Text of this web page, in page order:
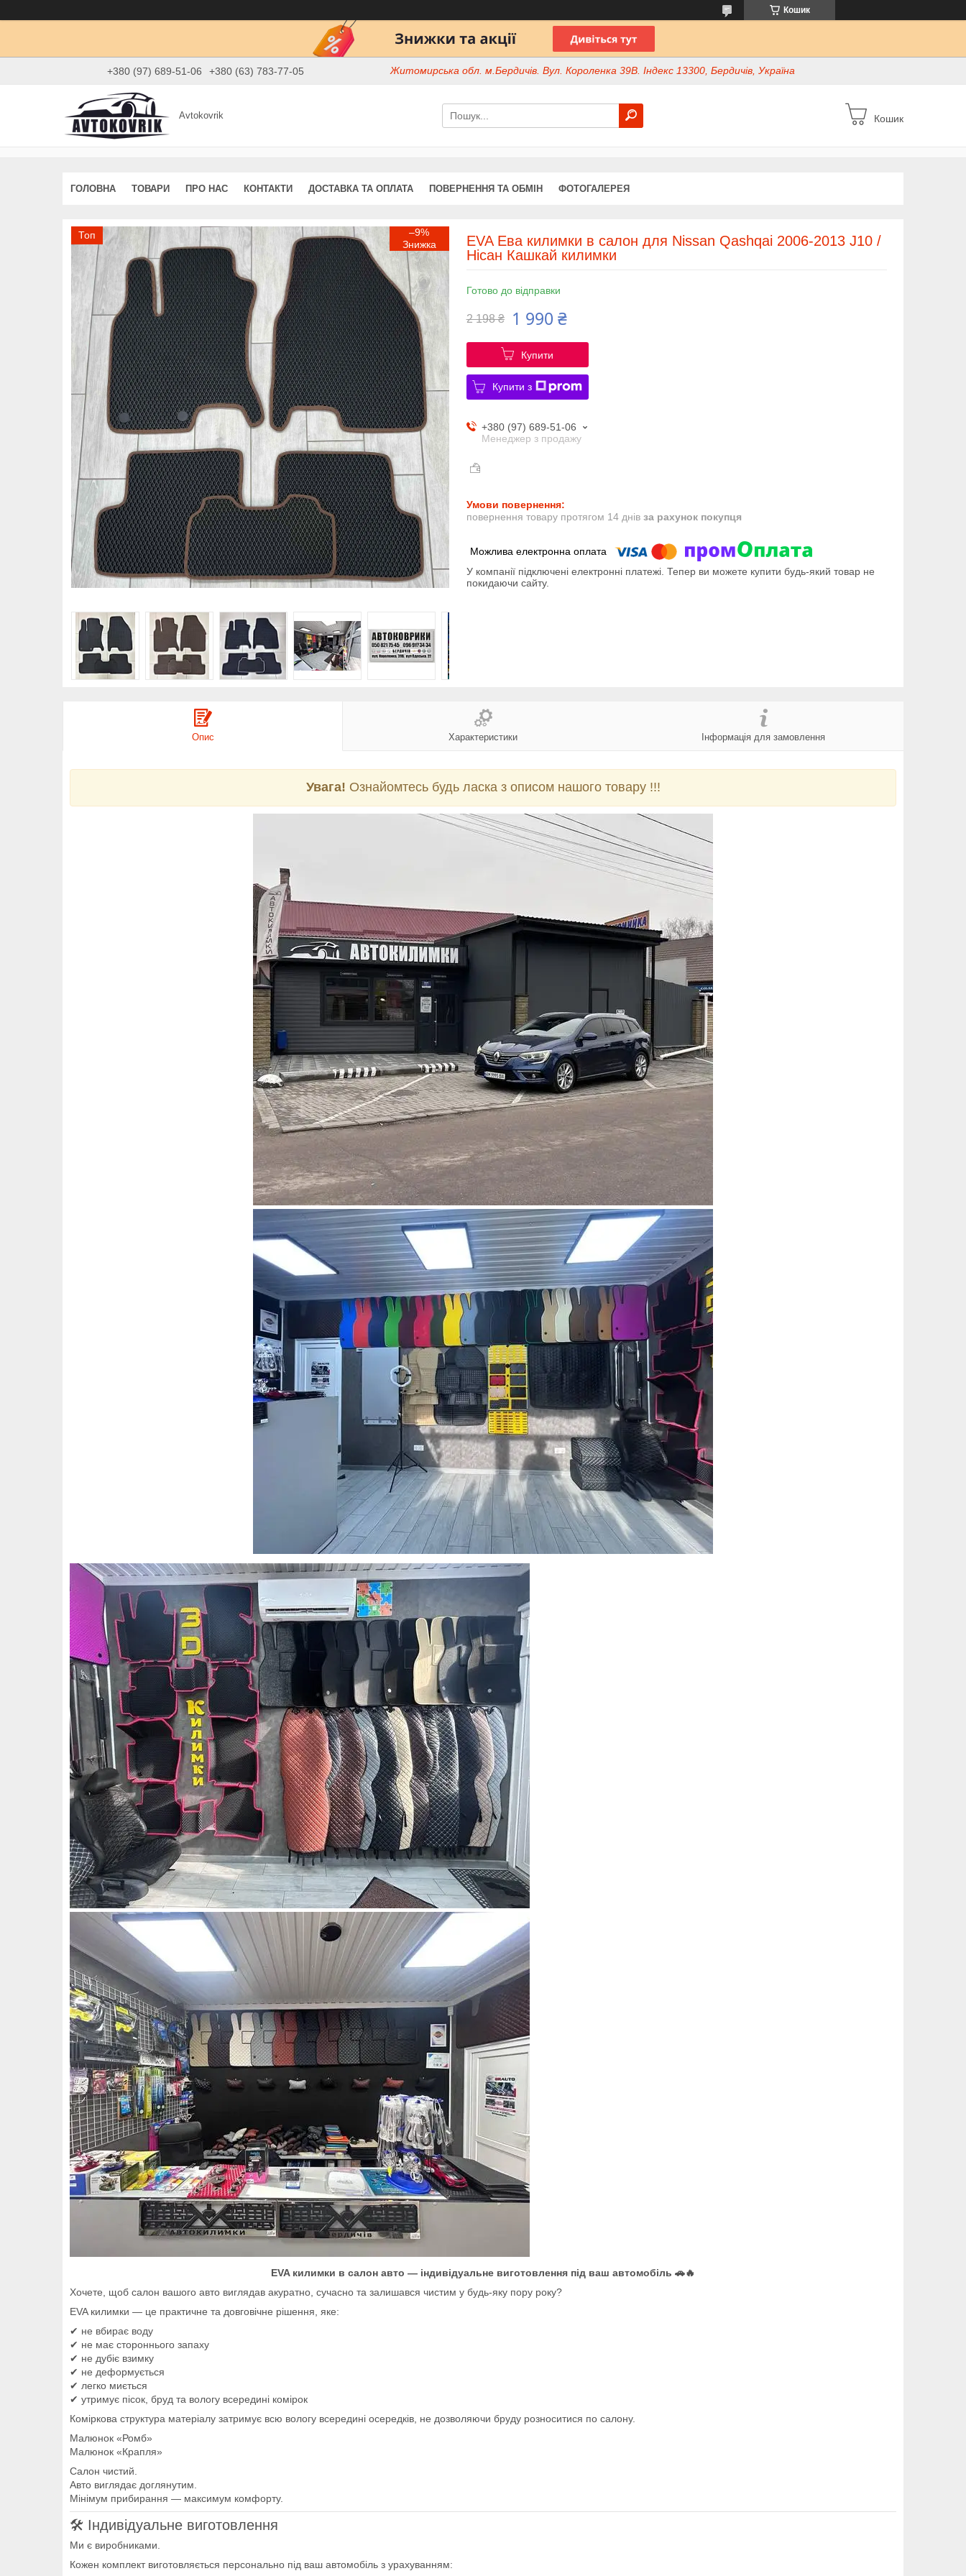
Кошик
+380 (97) 689-51-06 +380 (63) 783-77-05 Житомирська обл. м.Бердичів. Вул. Короленка 39В. Індекс 13300, Бердичів, Україна
Avtokovrik Кошик
ГОЛОВНА ТОВАРИ ПРО НАС КОНТАКТИ ДОСТАВКА ТА ОПЛАТА ПОВЕРНЕННЯ ТА ОБМІН ФОТОГАЛЕРЕЯ
Топ –9%
EVA Ева килимки в салон для Nissan Qashqai 2006-2013 J10 /
Нісан Кашкай килимки
Готово до відправки
2 198 ₴ 1 990 ₴
Купити
Купити з
+380 (97) 689-51-06
Менеджер з продажу
повернення товару протягом 14 днів за рахунок покупця
У компанії підключені електронні платежі. Тепер ви можете купити будь-який товар не
покидаючи сайту.
Опис Характеристики Інформація для замовлення
Увага! Ознайомтесь будь ласка з описом нашого товару !!!
EVA килимки в салон авто — індивідуальне виготовлення під ваш автомобіль 🚗🔥
Хочете, щоб салон вашого авто виглядав акуратно, сучасно та залишався чистим у будь-яку пору року?
EVA килимки — це практичне та довговічне рішення, яке:
✔ не вбирає воду
✔ не має стороннього запаху
✔ не дубіє взимку
✔ не деформується
✔ легко миється
✔ утримує пісок, бруд та вологу всередині комірок
Коміркова структура матеріалу затримує всю вологу всередині осередків, не дозволяючи бруду розноситися по салону.
Малюнок «Ромб»
Малюнок «Крапля»
Салон чистий.
Авто виглядає доглянутим.
Мінімум прибирання — максимум комфорту.
🛠 Індивідуальне виготовлення
Ми є виробниками.
Кожен комплект виготовляється персонально під ваш автомобіль з урахуванням: